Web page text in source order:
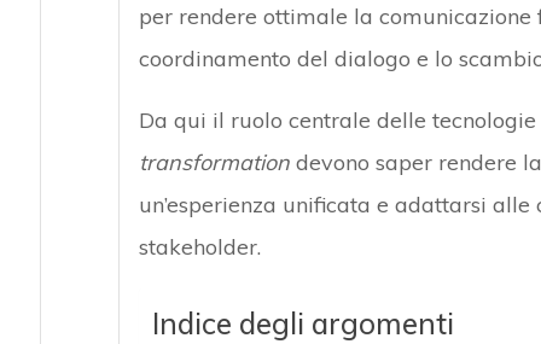
per rendere ottimale la
coordinamento del dialogo e lo
Da qui il ruolo centrale delle
transformationdevono saper rendere
un’esperienza unificata e adattarsi
stakeholder.
Indice degli argomenti